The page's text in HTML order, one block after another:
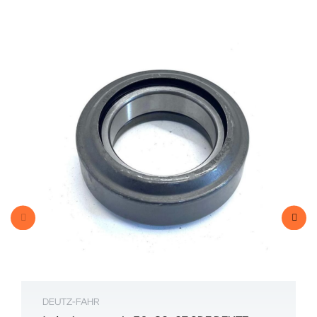
DEUTZ-FAHR